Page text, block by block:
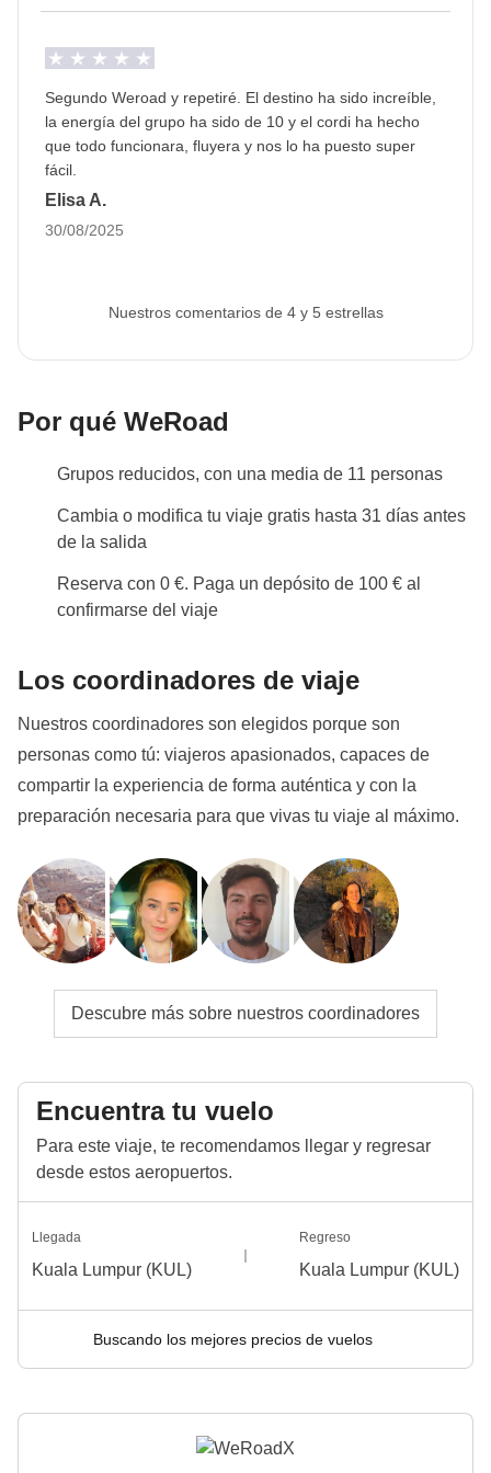
WeRoader también significa respetar tradiciones
conocerlas aún más de cerca!
Info sobre habitaciones privadas
Ver todos los detalles
Segundo Weroad y repetiré. El destino ha sido increíble,
la energía del grupo ha sido de 10 y el cordi ha hecho
que todo funcionara, fluyera y nos lo ha puesto super
fácil.
Elisa A.
30/08/2025
Nuestros comentarios de 4 y 5 estrellas
Por qué WeRoad
Grupos reducidos, con una media de 11 personas
Cambia o modifica tu viaje gratis hasta 31 días antes
de la salida
Reserva con 0 €. Paga un depósito de 100 € al
confirmarse del viaje
Los coordinadores de viaje
Nuestros coordinadores son elegidos porque son
personas como tú: viajeros apasionados, capaces de
compartir la experiencia de forma auténtica y con la
preparación necesaria para que vivas tu viaje al máximo.
Descubre más sobre nuestros coordinadores
Encuentra tu vuelo
Para este viaje, te recomendamos llegar y regresar
desde estos aeropuertos.
Llegada
Kuala Lumpur (KUL)
Regreso
Kuala Lumpur (KUL)
Buscando los mejores precios de vuelos